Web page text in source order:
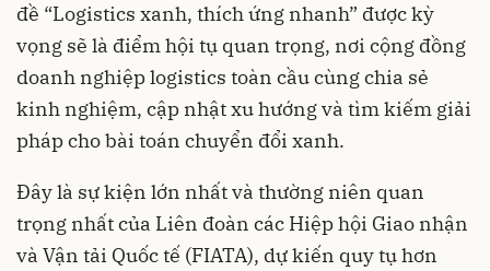
đề “Logistics xanh, thích ứng nhanh” được kỳ
vọng sẽ là điểm hội tụ quan trọng, nơi cộng đồng
doanh nghiệp logistics toàn cầu cùng chia sẻ
kinh nghiệm, cập nhật xu hướng và tìm kiếm giải
pháp cho bài toán chuyển đổi xanh.
Đây là sự kiện lớn nhất và thường niên quan
trọng nhất của Liên đoàn các Hiệp hội Giao nhận
và Vận tải Quốc tế (FIATA), dự kiến quy tụ hơn